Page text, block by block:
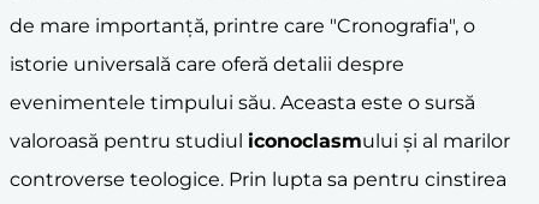
de mare importanță, printre care "Cronografia", o
istorie universală care oferă detalii despre
evenimentele timpului său. Aceasta este o sursă
valoroasă pentru studiul iconoclasmului și al marilor
controverse teologice. Prin lupta sa pentru cinstirea